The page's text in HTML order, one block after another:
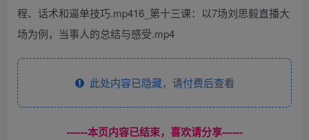
程、话术和逼单技巧.mp416_第十三课：以7场刘思毅直播大
场为例，当事人的总结与感受.mp4
此处内容已隐藏，请付费后查看
------本页内容已结束，喜欢请分享------